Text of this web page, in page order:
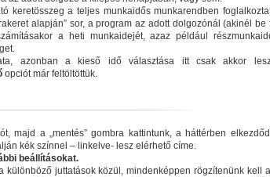
keretösszeg a teljes munkaidős munkarendben
alapján” sor, a program az adott dolgozónál (akinél
a heti munkaidejét, azaz például
azonban a kieső idő választása itt csak akkor
opciót már feltöltöttük.
majd a „mentés” gombra kattintunk, a háttérben
kék színnel – linkelve- lesz elérhető címe.
beállításokat.
juttatások közül, mindenképpen rögzítenünk kell